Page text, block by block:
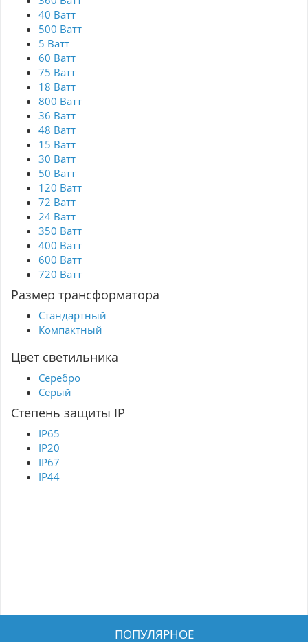
40 Ватт
500 Ватт
5 Ватт
60 Ватт
75 Ватт
18 Ватт
800 Ватт
36 Ватт
48 Ватт
15 Ватт
30 Ватт
50 Ватт
120 Ватт
72 Ватт
24 Ватт
350 Ватт
400 Ватт
600 Ватт
720 Ватт
Размер трансформатора
Стандартный
Компактный
Цвет светильника
Серебро
Серый
Степень защиты IP
IP65
IP20
IP67
IP44
ПОПУЛЯРНОЕ